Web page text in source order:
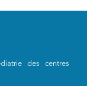
des centres